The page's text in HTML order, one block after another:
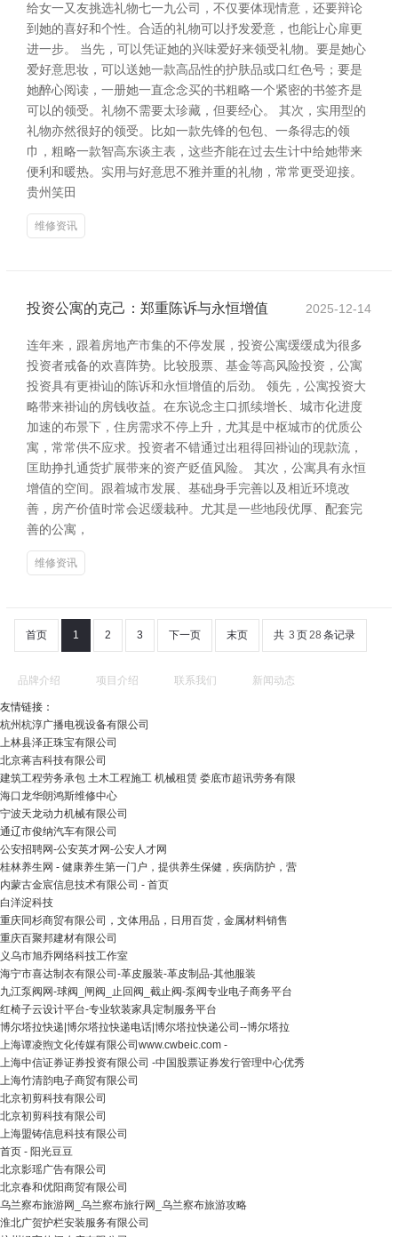
给女一又友挑选礼物七一九公司，不仅要体现情意，还要辩论
到她的喜好和个性。合适的礼物可以抒发爱意，也能让心扉更
进一步。 当先，可以凭证她的兴味爱好来领受礼物。要是她心
爱好意思妆，可以送她一款高品性的护肤品或口红色号；要是
她醉心阅读，一册她一直念念买的书粗略一个紧密的书签齐是
可以的领受。礼物不需要太珍藏，但要经心。 其次，实用型的
礼物亦然很好的领受。比如一款先锋的包包、一条得志的领
巾，粗略一款智高东谈主表，这些齐能在过去生计中给她带来
便利和暖热。实用与好意思不雅并重的礼物，常常更受迎接。
贵州笑田
维修资讯
投资公寓的克己：郑重陈诉与永恒增值 2025-12-14
连年来，跟着房地产市集的不停发展，投资公寓缓缓成为很多
投资者戒备的欢喜阵势。比较股票、基金等高风险投资，公寓
投资具有更褂讪的陈诉和永恒增值的后劲。 领先，公寓投资大
略带来褂讪的房钱收益。在东说念主口抓续增长、城市化进度
加速的布景下，住房需求不停上升，尤其是中枢城市的优质公
寓，常常供不应求。投资者不错通过出租得回褂讪的现款流，
匡助挣扎通货扩展带来的资产贬值风险。 其次，公寓具有永恒
增值的空间。跟着城市发展、基础身手完善以及相近环境改
善，房产价值时常会迟缓栽种。尤其是一些地段优厚、配套完
善的公寓，
维修资讯
首页 1 2 3 下一页 末页 共 3 页28 条记录
品牌介绍 项目介绍 联系我们 新闻动态
友情链接：
杭州杭淳广播电视设备有限公司
上林县泽正珠宝有限公司
北京蒋吉科技有限公司
建筑工程劳务承包 土木工程施工 机械租赁 娄底市超讯劳务有限
海口龙华朗鸿斯维修中心
宁波天龙动力机械有限公司
通辽市俊纳汽车有限公司
公安招聘网-公安英才网-公安人才网
桂林养生网 - 健康养生第一门户，提供养生保健，疾病防护，营
内蒙古金宸信息技术有限公司 - 首页
白洋淀科技
重庆同杉商贸有限公司，文体用品，日用百货，金属材料销售
重庆百聚邦建材有限公司
义乌市旭乔网络科技工作室
海宁市喜达制衣有限公司-革皮服装-革皮制品-其他服装
九江泵阀网-球阀_闸阀_止回阀_截止阀-泵阀专业电子商务平台
红椅子云设计平台-专业软装家具定制服务平台
博尔塔拉快递|博尔塔拉快递电话|博尔塔拉快递公司--博尔塔拉
上海谭凌煦文化传媒有限公司www.cwbeic.com -
上海中信证券证券投资有限公司 -中国股票证券发行管理中心优秀
上海竹清韵电子商贸有限公司
北京初剪科技有限公司
北京初剪科技有限公司
上海盟铸信息科技有限公司
首页 - 阳光豆豆
北京影瑶广告有限公司
北京春和优阳商贸有限公司
乌兰察布旅游网_乌兰察布旅行网_乌兰察布旅游攻略
淮北广贺护栏安装服务有限公司